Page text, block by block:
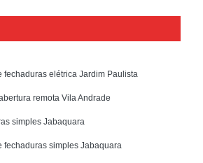
fechaduras elétrica Jardim Paulista
remota Vila Andrade
simples Jabaquara
fechaduras simples Jabaquara